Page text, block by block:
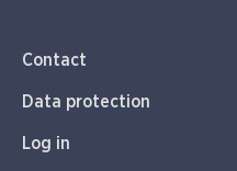
Contact
Data protection
Log in